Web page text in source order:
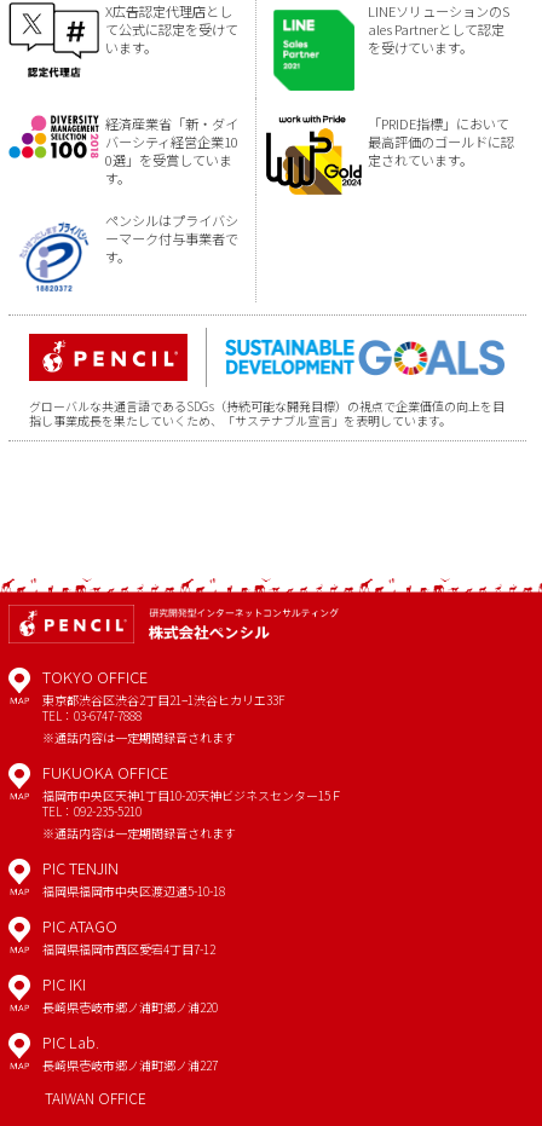
X広告認定代理店とし
て公式に認定を受けて
います。
LINEソリューションのS
ales Partnerとして認定
を受けています。
経済産業省「新・ダイ
バーシティ経営企業10
0選」を受賞していま
す。
「PRIDE指標」において
最高評価のゴールドに認
定されています。
ペンシルはプライバシ
ーマーク付与事業者で
す。
グローバルな共通言語であるSDGs（持続可能な開発目標）の視点で企業価値の向上を目
指し事業成長を果たしていくため、「サステナブル宣言」を表明しています。
MAP
TOKYO OFFICE
東京都渋谷区渋谷2丁目21−1渋谷ヒカリエ33F
TEL：03-6747-7888
※通話内容は一定期間録音されます
MAP
FUKUOKA OFFICE
福岡市中央区天神1丁目10-20天神ビジネスセンター15Ｆ
TEL：092-235-5210
※通話内容は一定期間録音されます
MAP
PIC TENJIN
福岡県福岡市中央区渡辺通5-10-18
MAP
PIC ATAGO
福岡県福岡市西区愛宕4丁目7-12
MAP
PIC IKI
長崎県壱岐市郷ノ浦町郷ノ浦220
MAP
PIC Lab.
長崎県壱岐市郷ノ浦町郷ノ浦227
TAIWAN OFFICE